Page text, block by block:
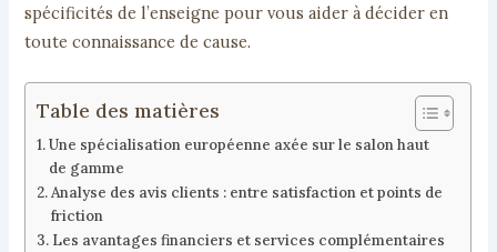
spécificités de l’enseigne pour vous aider à décider en
toute connaissance de cause.
Table des matières
Une spécialisation européenne axée sur le salon haut
de gamme
Analyse des avis clients : entre satisfaction et points de
friction
Les avantages financiers et services complémentaires